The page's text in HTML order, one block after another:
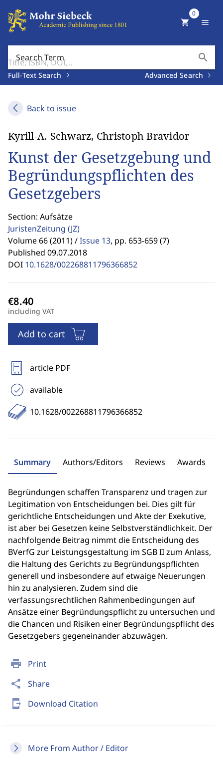
Search Term search
Full-Text Search Advanced Search
shopping_cart
0
menu
Back to issue
print Print
share Share
send_to_mobile Download Citation
More From Author / Editor
Kyrill-A. Schwarz, Christoph Bravidor
Kunst der Gesetzgebung und
Begründungspflichten des
Gesetzgebers
Section: Aufsätze
JuristenZeitung (JZ)
Volume 66 (2011) /Issue 13, pp. 653-659 (7)
Published 09.07.2018
DOI 10.1628/002268811796366852
including VAT
Add to cart
article PDF
available
10.1628/002268811796366852
Summary Authors/Editors Reviews Awards
Begründungen schaffen Transparenz und tragen zur
Legitimation von Entscheidungen bei. Dies gilt für
gerichtliche Entscheidungen und Akte der Exekutive,
ist aber bei Gesetzen keine Selbstverständlichkeit. Der
nachfolgende Beitrag nimmt die Entscheidung des
BVerfG zur Leistungsgestaltung im SGB II zum Anlass,
die Haltung des Gerichts zu Begründungspflichten
generell und insbesondere auf etwaige Neuerungen
hin zu analysieren. Zudem sind die
verfassungsrechtlichen Rahmenbedingungen auf
Ansätze einer Begründungspflicht zu untersuchen und
die Chancen und Risiken einer Begründungspflicht des
Gesetzgebers gegeneinander abzuwägen.